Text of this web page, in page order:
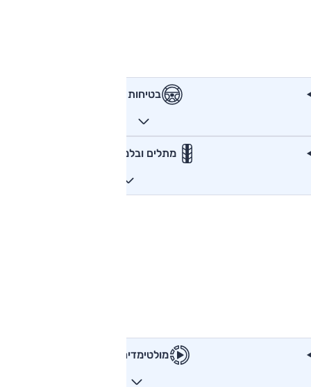
בטיחות
מתלים ובלמים
מולטימדיה